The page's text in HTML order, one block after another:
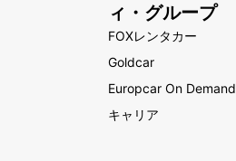
ィ・グループ
FOXレンタカー
Goldcar
Europcar On Demand
キャリア